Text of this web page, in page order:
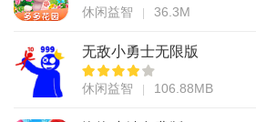
休闲益智 36.3M
无敌小勇士无限版
休闲益智 106.88MB